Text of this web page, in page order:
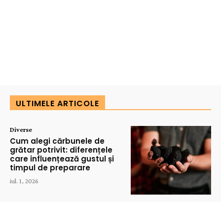
ULTIMELE ARTICOLE
Diverse
Cum alegi cărbunele de
grătar potrivit: diferențele
care influențează gustul și
timpul de preparare
iul. 1, 2026